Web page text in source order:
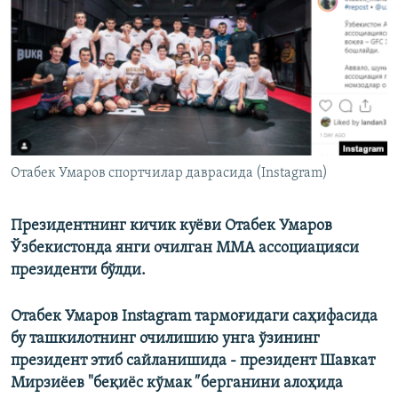
Отабек Умаров спортчилар даврасида (Instagram)
Президентнинг кичик куёви Отабек Умаров
Ўзбекистонда янги очилган ММА ассоциацияси
президенти бўлди.
Отабек Умаров Instagram тармоғидаги саҳифасида
бу ташкилотнинг очилишию унга ўзининг
президент этиб сайланишида - президент Шавкат
Мирзиёев "беқиёс кўмак"берганини алоҳида